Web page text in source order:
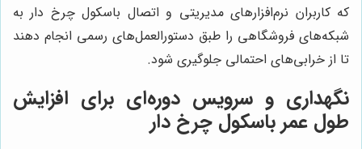
که کاربران نرم‌افزارهای مدیریتی و اتصال باسکول چرخ دار به
شبکه‌های فروشگاهی را طبق دستورالعمل‌های رسمی انجام دهند
تا از خرابی‌های احتمالی جلوگیری شود.
نگهداری و سرویس دوره‌ای برای افزایش
طول عمر باسکول چرخ دار